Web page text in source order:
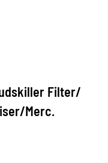
Filter/
Merc.